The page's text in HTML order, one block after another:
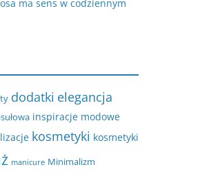
ma sens w codziennym
dodatki elegancja
inspiracje modowe
kosmetyki kosmetyki
manicure Minimalizm